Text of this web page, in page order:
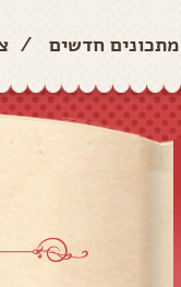
מתכונים חדשים /